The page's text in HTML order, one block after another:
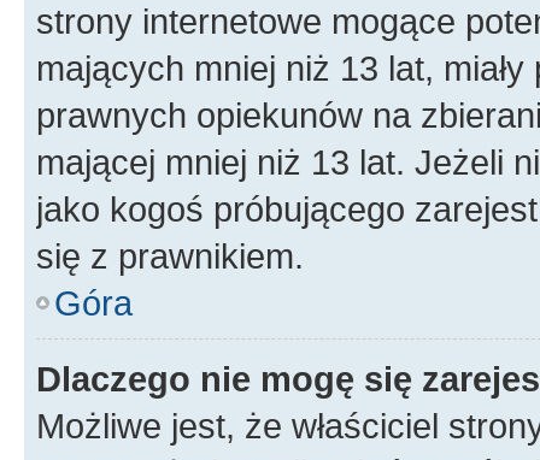
strony internetowe mogące
mających mniej niż 13 lat,
prawnych opiekunów na
mającej mniej niż 13 lat. Jeżeli
jako kogoś próbującego
się z prawnikiem.
Góra
Dlaczego nie mogę się
Możliwe jest, że właściciel